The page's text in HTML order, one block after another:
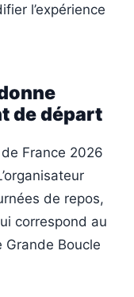
l’expérience
de départ
France 2026
de repos,
correspond au
Boucle